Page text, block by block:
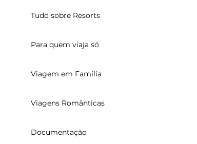
Tudo sobre Resorts
Para quem viaja só
Viagem em Família
Viagens Românticas
Documentação